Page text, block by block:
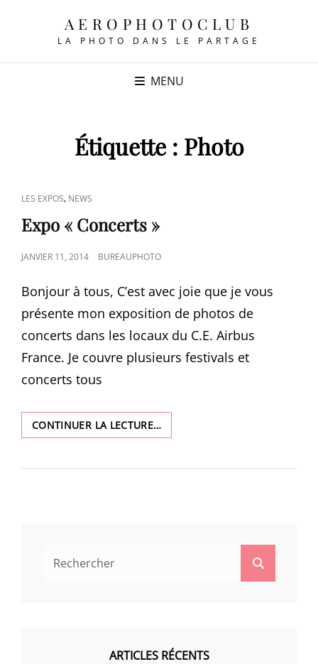
AEROPHOTOCLUB
LA PHOTO DANS LE PARTAGE
MENU
Étiquette : Photo
CAT
LINKS
LES EXPOS, NEWS
Expo « Concerts »
POSTED
JANVIER 11, 2014 BUREAUPHOTO
Bonjour à tous, C’est avec joie que je vous
présente mon exposition de photos de
concerts dans les locaux du C.E. Airbus
France. Je couvre plusieurs festivals et
concerts tous
CONTINUER LA LECTURE…EXPO
« CONCERTS »
ARTICLES RÉCENTS